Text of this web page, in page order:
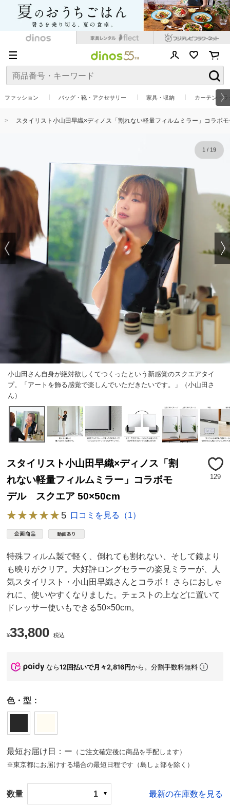
ファッション バッグ・靴・アクセサリー 家具・収納 カーテン・
スタイリスト小山田早織×ディノス「割れない軽量フィルムミラー」コラボ
小山田さん自身が絶対欲しくてつくったという新感覚のスクエアタイ
プ。「アートを飾る感覚で楽しんでいただきたいです。」（小山田さ
ん）
1/ 19
スタイリスト小山田早織×ディノス「割
れない軽量フィルムミラー」コラボモ
デル スクエア 50×50cm
129
5 口コミを見る（1）
特殊フィルム製で軽く、倒れても割れない、そして鏡より
も映りがクリア。大好評ロングセラーの姿見ミラーが、人
気スタイリスト・小山田早織さんとコラボ！ さらにおしゃ
れに、使いやすくなりました。チェストの上などに置いて
ドレッサー使いもできる50×50cm。
¥33,800 税込
なら12回払いで月々2,816円から。分割手数料無料
色・型：
最短お届け日：ー （ご注文確定後に商品を手配します）
※東京都にお届けする場合の最短日程です（島しょ部を除く）
数量 1 最新の在庫数を見る